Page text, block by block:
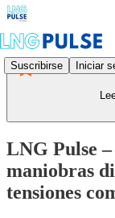
Suscribirse Iniciar
LNG Pulse
maniobras
tensiones